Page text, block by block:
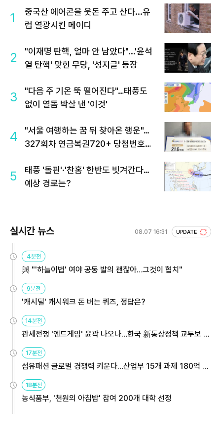
1
중국산 에어콘을 웃돈 주고 산다...유
럽 열광시킨 메이디
2
"이재명 탄핵, 얼마 안 남았다"...'윤석
열 탄핵' 맞힌 무당, '성지글' 등장
3
"다음 주 기온 뚝 떨어진다"…태풍도
없이 열돔 박살 낸 '이것'
4
"서울 여행하는 꿈 뒤 찾아온 행운"…
327회차 연금복권720+ 당첨번호조
5
태풍 '돌핀'·'찬홈' 한반도 빗겨간다…
예상 경로는?
실시간 뉴스 08.07 16:31 UPDATE
4분전
與 "'하늘이법' 여야 공동 발의 괜찮아…그것이 협치"
9분전
'캐시딜' 캐시워크 돈 버는 퀴즈, 정답은?
14분전
관세전쟁 '엔드게임' 윤곽 나오나…한국 新통상정책 교두보 활
17분전
섬유패션 글로벌 경쟁력 키운다…산업부 15개 과제 180억 지
18분전
농식품부, '천원의 아침밥' 참여 200개 대학 선정